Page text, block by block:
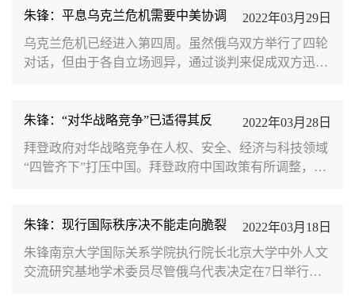
告，中国被美国定义为最大的“战略竞争对手”，美国对
华战略开始全面转向“涉华战略竞争”。拜登政府上台之
后，尽管对特朗普的内政外交做出了重大调整，但在对
华关系上仍基本沿袭了上届政府的思维和套路，在诸多
朱锋：平息乌克兰危机需要中美协调
2022年03月29日
乌克兰危机已经进入第四周。虽然俄乌双方举行了四轮
对话，但由于各自立场迥异，通过谈判来促成双方迅速
序自冷战结束30年来的历史性崩溃。乌克兰在部分地区
“纳粹化”、反俄极端化以及急于“西方化”等问题上对俄
罗斯造成的威胁是客观存在的。但正如习近平主席在3
月18日同美国总统拜登视频通话中所指出的，“国家关
朱锋：“对华战略竞争”已适得其反
2022年03月28日
拜登政府对华战略竞争在人权、安全、经济与科技领域
“四管齐下”打压中国。拜登政府中国政策有所调整，提
Affairs上发表文章，深度解读中美“再挂钩”，点击链接
查看文章详情）、扩大和延续两国对话渠道等建议，更
多的是为了有效配置国内资源、缓解高通胀和整合盟友
关系。在关键性的高科技领域美国企图对中国形成全面
朱锋：现行国际秩序决不能走向脆裂
2022年03月18日
朱锋南京大学国际关系学院执行院长北京大学中外人文
交流研究基地学术委员尽管俄乌代表决定在7日举行第